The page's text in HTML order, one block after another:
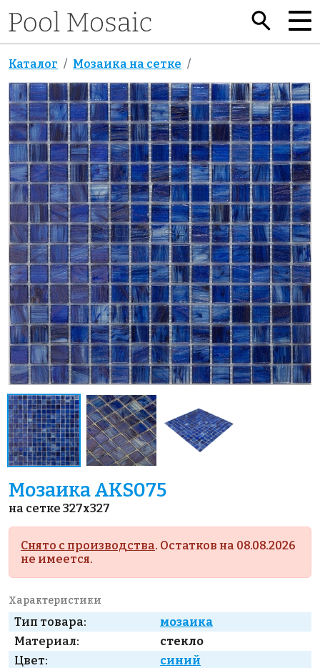
Каталог Мозаика на сетке
Мозаика AKS075
на сетке 327x327
Снято с производства. Остатков на 08.08.2026
не имеется.
Характеристики
Тип товара:
мозаика
Материал:
стекло
Цвет:
синий